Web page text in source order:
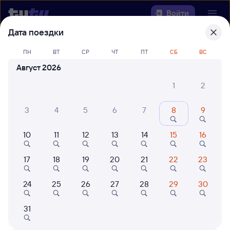
Войти
Выберите день, чтобы найтиж/д
билеты Ручей — Лена
Куда
Когда
Кто едет
Найти поезда
Дата поездки
ПН ВТ СР ЧТ ПТ СБ ВС
Август 2026
1
2
3 4 5 6 7 8 9
10 11 12 13 14 15 16
17 18 19 20 21 22 23
24 25 26 27 28 29 30
31